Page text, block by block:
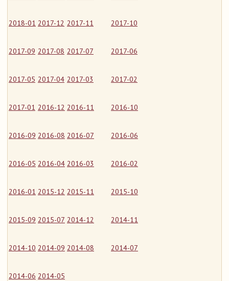
2018-01 2017-12 2017-11 2017-10
2017-09 2017-08 2017-07 2017-06
2017-05 2017-04 2017-03 2017-02
2017-01 2016-12 2016-11 2016-10
2016-09 2016-08 2016-07 2016-06
2016-05 2016-04 2016-03 2016-02
2016-01 2015-12 2015-11 2015-10
2015-09 2015-07 2014-12 2014-11
2014-10 2014-09 2014-08 2014-07
2014-06 2014-05